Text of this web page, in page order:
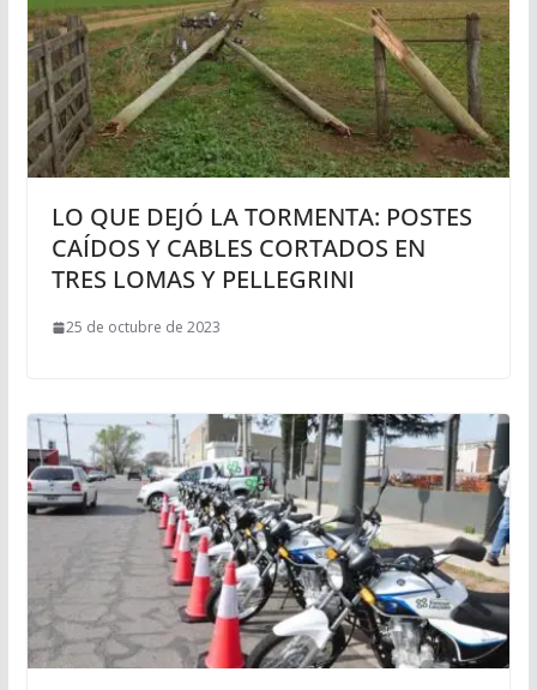
LO QUE DEJÓ LA TORMENTA: POSTES
CAÍDOS Y CABLES CORTADOS EN
TRES LOMAS Y PELLEGRINI
25 de octubre de 2023